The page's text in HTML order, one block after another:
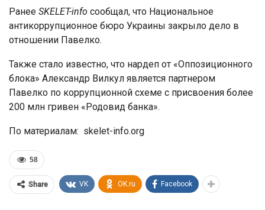
Ранее SKELET-info сообщал, что Национальное
антикоррупционное бюро Украины закрыло дело в
отношении Павелко.
Также стало известно, что нардеп от «Оппозиционного
блока» Александр Вилкул является партнером
Павелко по коррупционной схеме с присвоения более
200 млн гривен «Родовид банка».
По материалам: skelet-info.org
58
Share VK OK.ru Facebook